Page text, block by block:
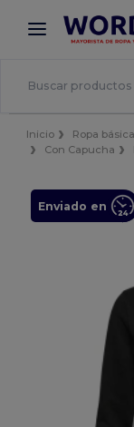
× App de
¡Mejores
Inicio Ropa
Con Capucha
Enviado en